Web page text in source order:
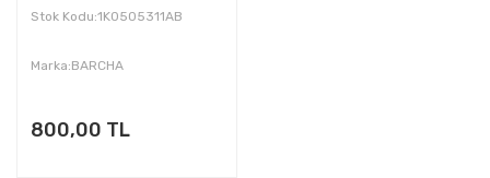
Stok Kodu:1K0505311AB
Marka:BARCHA
800,00 TL